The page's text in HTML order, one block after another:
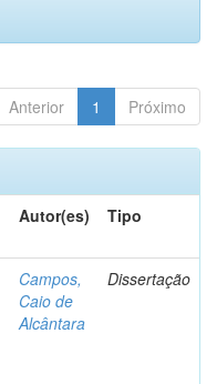
Anterior 1 Próximo
Autor(es) Tipo
Campos,
Caio de
Alcântara
Dissertação